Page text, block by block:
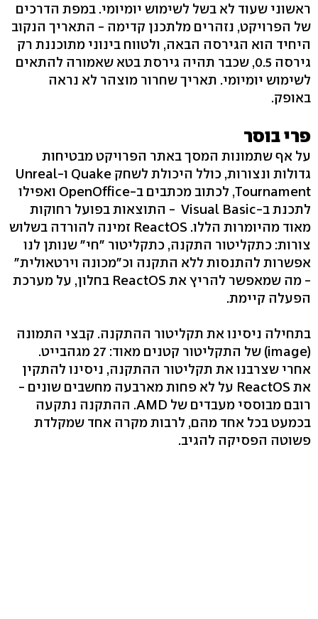
ראשוני שעוד לא בשל לשימוש יומיומי. במפת הדרכים
של הפרויקט, נזהרים מלתכנן קדימה - התאריך הנקוב
היחיד הוא הגירסה הבאה, ולטווח בינוני מתוכננת רק
גירסה 0.5, שכבר תהיה גירסת בטא שאמורה להתאים
לשימוש יומיומי. תאריך שחרור מוצהר לא נראה
באופק.
פרי בוסר
על אף שתמונות המסך באתר הפרויקט מבטיחות
גדולות ונצורות, כולל היכולת לשחק Quake ו-Unreal
Tournament, לכתוב מכתבים ב-OpenOffice ואפילו
לתכנת ב-Visual Basic - התוצאות בפועל רחוקות
מאוד מהיומרות הללו. ReactOS זמינה להורדה בשלוש
צורות: כתקליטור התקנה, כתקליטור "חי" שנותן לנו
אפשרות להתנסות ללא התקנה וכ"מכונה וירטאולית"
- מה שמאפשר להריץ את ReactOS בחלון, על מערכת
הפעלה קיימת.
בתחילה ניסינו את תקליטור ההתקנה. קבצי התמונה
(image) של התקליטור קטנים מאוד: 27 מגהבייט.
אחרי שצרבנו את תקליטור ההתקנה, ניסינו להתקין
את ReactOS על לא פחות מארבעה מחשבים שונים -
רובם מבוססי מעבדים של AMD. ההתקנה נתקעה
בכמעט בכל אחד מהם, לרבות מקרה אחד שמקלדת
פשוטה הפסיקה להגיב.